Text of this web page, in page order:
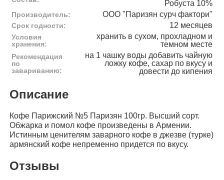
Робуста 10%
Производитель: ООО "Паризян сурч фактори"
Срок годности: 12 месяцев
Условия
хранения:
хранить в сухом, прохладном и
темном месте
Рекомендация
по
завариванию:
на 1 чашку воды добавить чайную
ложку кофе, сахар по вкусу и
довести до кипения
Описание
Кофе Парижский №5 Паризян 100гр. Высший сорт.
Обжарка и помол кофе произведены в Армении.
Истинным ценителям заварного кофе в джезве (турке)
армянский кофе непременно придется по вкусу.
Отзывы